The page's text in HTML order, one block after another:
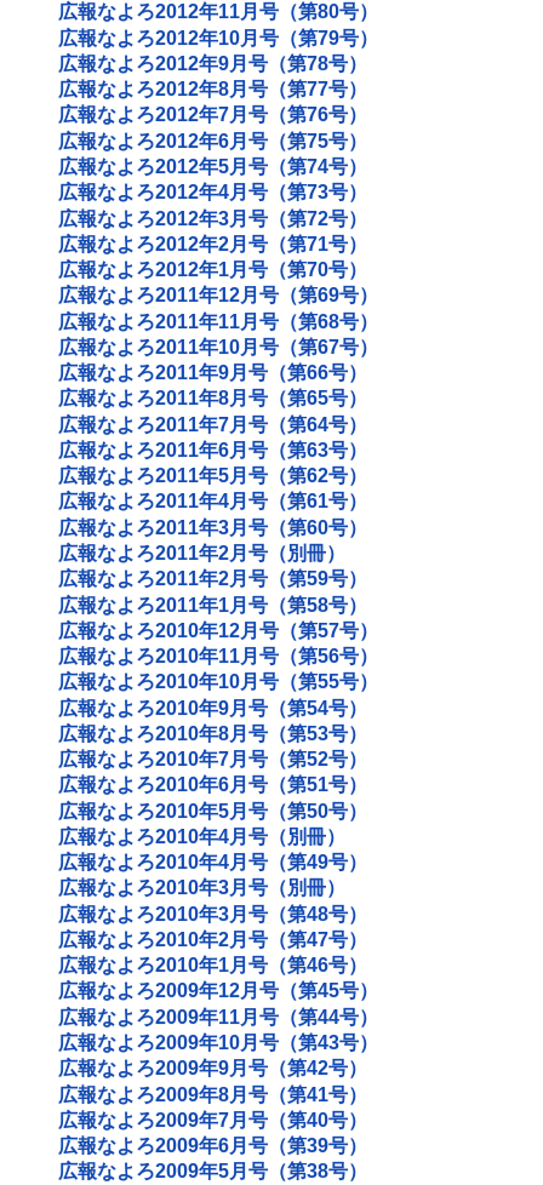
広報なよろ2012年11月号（第80号）
広報なよろ2012年10月号（第79号）
広報なよろ2012年9月号（第78号）
広報なよろ2012年8月号（第77号）
広報なよろ2012年7月号（第76号）
広報なよろ2012年6月号（第75号）
広報なよろ2012年5月号（第74号）
広報なよろ2012年4月号（第73号）
広報なよろ2012年3月号（第72号）
広報なよろ2012年2月号（第71号）
広報なよろ2012年1月号（第70号）
広報なよろ2011年12月号（第69号）
広報なよろ2011年11月号（第68号）
広報なよろ2011年10月号（第67号）
広報なよろ2011年9月号（第66号）
広報なよろ2011年8月号（第65号）
広報なよろ2011年7月号（第64号）
広報なよろ2011年6月号（第63号）
広報なよろ2011年5月号（第62号）
広報なよろ2011年4月号（第61号）
広報なよろ2011年3月号（第60号）
広報なよろ2011年2月号（別冊）
広報なよろ2011年2月号（第59号）
広報なよろ2011年1月号（第58号）
広報なよろ2010年12月号（第57号）
広報なよろ2010年11月号（第56号）
広報なよろ2010年10月号（第55号）
広報なよろ2010年9月号（第54号）
広報なよろ2010年8月号（第53号）
広報なよろ2010年7月号（第52号）
広報なよろ2010年6月号（第51号）
広報なよろ2010年5月号（第50号）
広報なよろ2010年4月号（別冊）
広報なよろ2010年4月号（第49号）
広報なよろ2010年3月号（別冊）
広報なよろ2010年3月号（第48号）
広報なよろ2010年2月号（第47号）
広報なよろ2010年1月号（第46号）
広報なよろ2009年12月号（第45号）
広報なよろ2009年11月号（第44号）
広報なよろ2009年10月号（第43号）
広報なよろ2009年9月号（第42号）
広報なよろ2009年8月号（第41号）
広報なよろ2009年7月号（第40号）
広報なよろ2009年6月号（第39号）
広報なよろ2009年5月号（第38号）